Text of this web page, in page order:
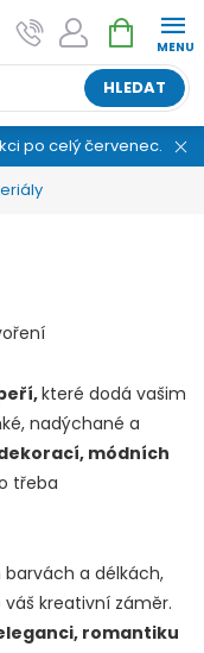
HLEDAT
NÁKUPNÍ
KOŠÍK
po celý červenec.
které dodá vašim
nadýchané a
módních
třeba
a délkách,
kreativní záměr.
romantiku
–
a máme pro
Vše skladem,